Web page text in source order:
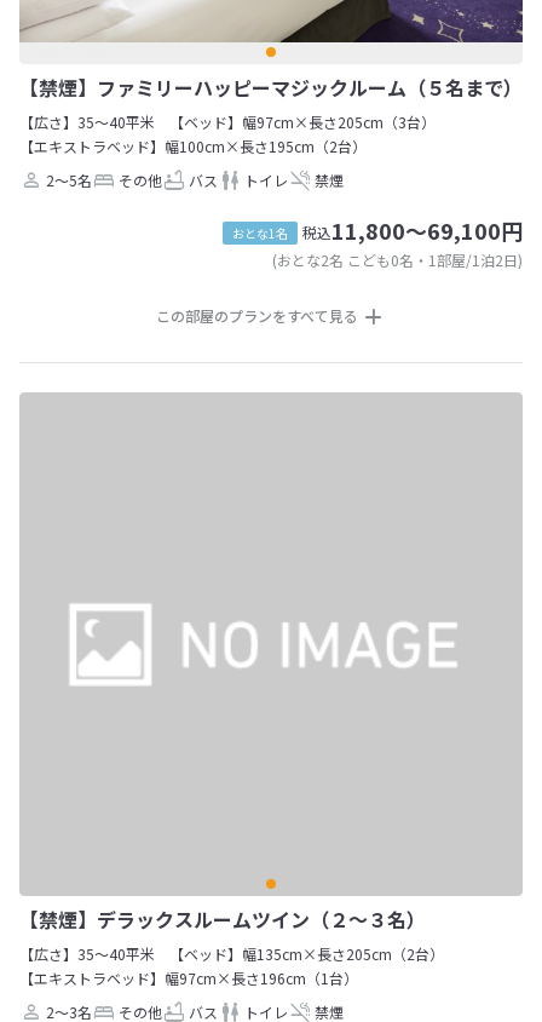
【禁煙】ファミリーハッピーマジックルーム（５名まで）
【広さ】35～40平米
【ベッド】幅97cm×長さ205cm（3台）
【エキストラベッド】幅100cm×長さ195cm（2台）
2～5名
その他 バス トイレ 禁煙
おとな1名 税込11,800～69,100円
(おとな2名 こども0名・1部屋/1泊2日)
この部屋のプランをすべて見る
【禁煙】デラックスルームツイン（２～３名）
【広さ】35～40平米
【ベッド】幅135cm×長さ205cm（2台）
【エキストラベッド】幅97cm×長さ196cm（1台）
2～3名
その他 バス トイレ 禁煙